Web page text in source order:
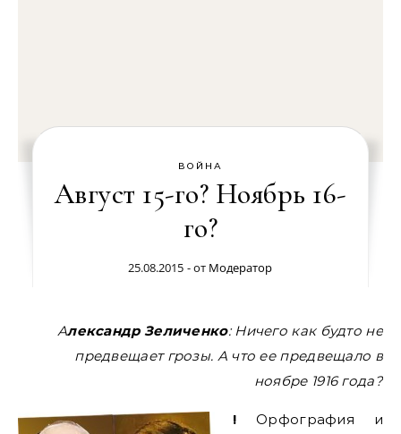
ВОЙНА
Август 15-го? Ноябрь 16-
го?
25.08.2015 - от Модератор
Александр Зеличенко: Ничего как будто не
предвещает грозы. А что ее предвещало в
ноябре 1916 года?
! Орфография и